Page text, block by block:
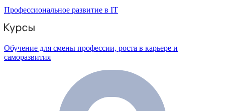
Профессиональное развитие в IT
Обучение для смены профессии, роста в карьере и
саморазвития